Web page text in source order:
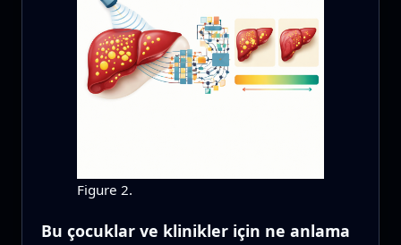
Figure 2.
Bu çocuklar ve klinikler için ne anlama